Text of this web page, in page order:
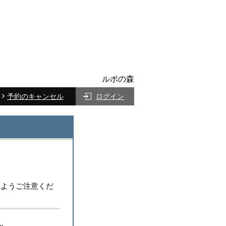
ルポの森
予約のキャンセル ログイン
うご注意くだ